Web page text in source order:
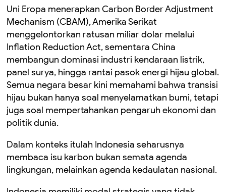
Uni Eropa menerapkan Carbon Border Adjustment
Mechanism (CBAM), Amerika Serikat
menggelontorkan ratusan miliar dolar melalui
Inflation Reduction Act, sementara China
membangun dominasi industri kendaraan listrik,
panel surya, hingga rantai pasok energi hijau global.
Semua negara besar kini memahami bahwa transisi
hijau bukan hanya soal menyelamatkan bumi, tetapi
juga soal mempertahankan pengaruh ekonomi dan
politik dunia.
Dalam konteks itulah Indonesia seharusnya
membaca isu karbon bukan semata agenda
lingkungan, melainkan agenda kedaulatan nasional.